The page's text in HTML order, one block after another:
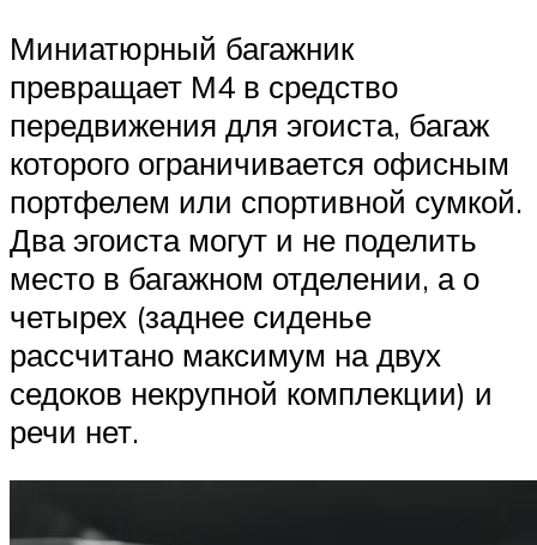
Миниатюрный багажник
превращает М4 в средство
передвижения для эгоиста, багаж
которого ограничивается офисным
портфелем или спортивной сумкой.
Два эгоиста могут и не поделить
место в багажном отделении, а о
четырех (заднее сиденье
рассчитано максимум на двух
седоков некрупной комплекции) и
речи нет.